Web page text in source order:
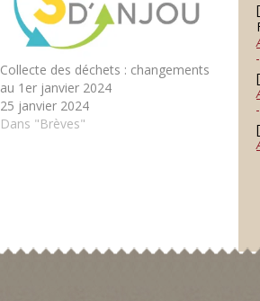
Collecte des déchets : changements
au 1er janvier 2024
25 janvier 2024
Dans "Brèves"